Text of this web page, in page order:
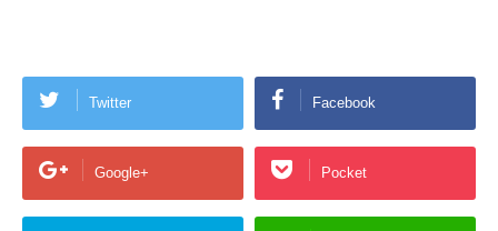
Twitter Facebook
Google+ Pocket